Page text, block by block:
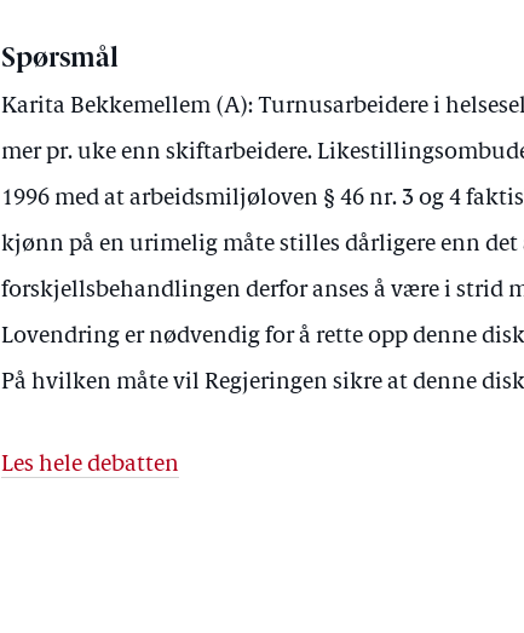
Spørsmål
Karita Bekkemellem (A): Turnusarbeidere i
mer pr. uke enn skiftarbeidere.
1996 med at arbeidsmiljøloven § 46 nr. 3 og 4
kjønn på en urimelig måte stilles dårligere enn det
forskjellsbehandlingen derfor anses å være i strid
Lovendring er nødvendig for å rette opp denne
På hvilken måte vil Regjeringen sikre at denne
Les hele debatten